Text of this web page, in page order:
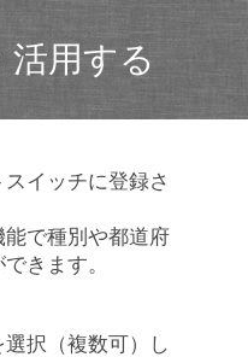
活用する
イッチに登録さ
で種別や都道府
きます。
択（複数可）し